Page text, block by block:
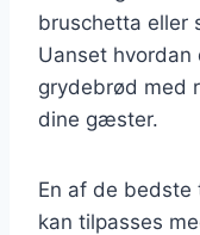
bruschetta eller
Uanset
grydebrød med
dine gæster.
En af de
kan tilpasses